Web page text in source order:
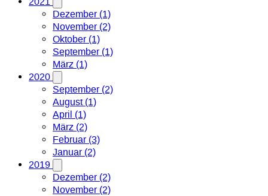
Dezember (1)
November (2)
Oktober (1)
September (1)
März (1)
2020
September (2)
August (1)
April (1)
März (2)
Februar (3)
Januar (2)
2019
Dezember (2)
November (2)